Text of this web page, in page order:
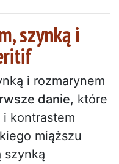
szynką i
i rozmarynem
danie, które
kontrastem
miąższu
szynką